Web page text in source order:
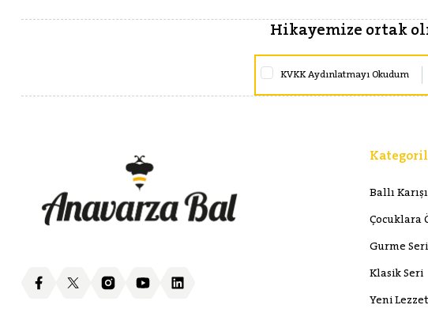
Hikayemize ortak
KVKK Aydınlatmayı Okudum
Ballı
Çocuklara
Gurme Seri
Klasik Seri
Yeni